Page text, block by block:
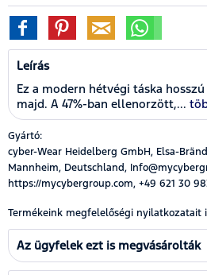
Leírás
Ez a modern hétvégi táska
majd. A 47%-ban ellenorzött,...
Gyártó:
cyber-Wear Heidelberg GmbH, Elsa-
Mannheim, Deutschland,
https://mycybergroup.com, +49 621 30
Termékeink megfelelőségi nyilatkozatait
Az ügyfelek ezt is megvásárolták